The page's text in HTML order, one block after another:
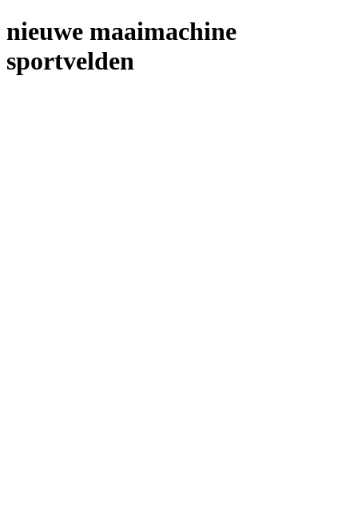
nieuwe maaimachine
sportvelden